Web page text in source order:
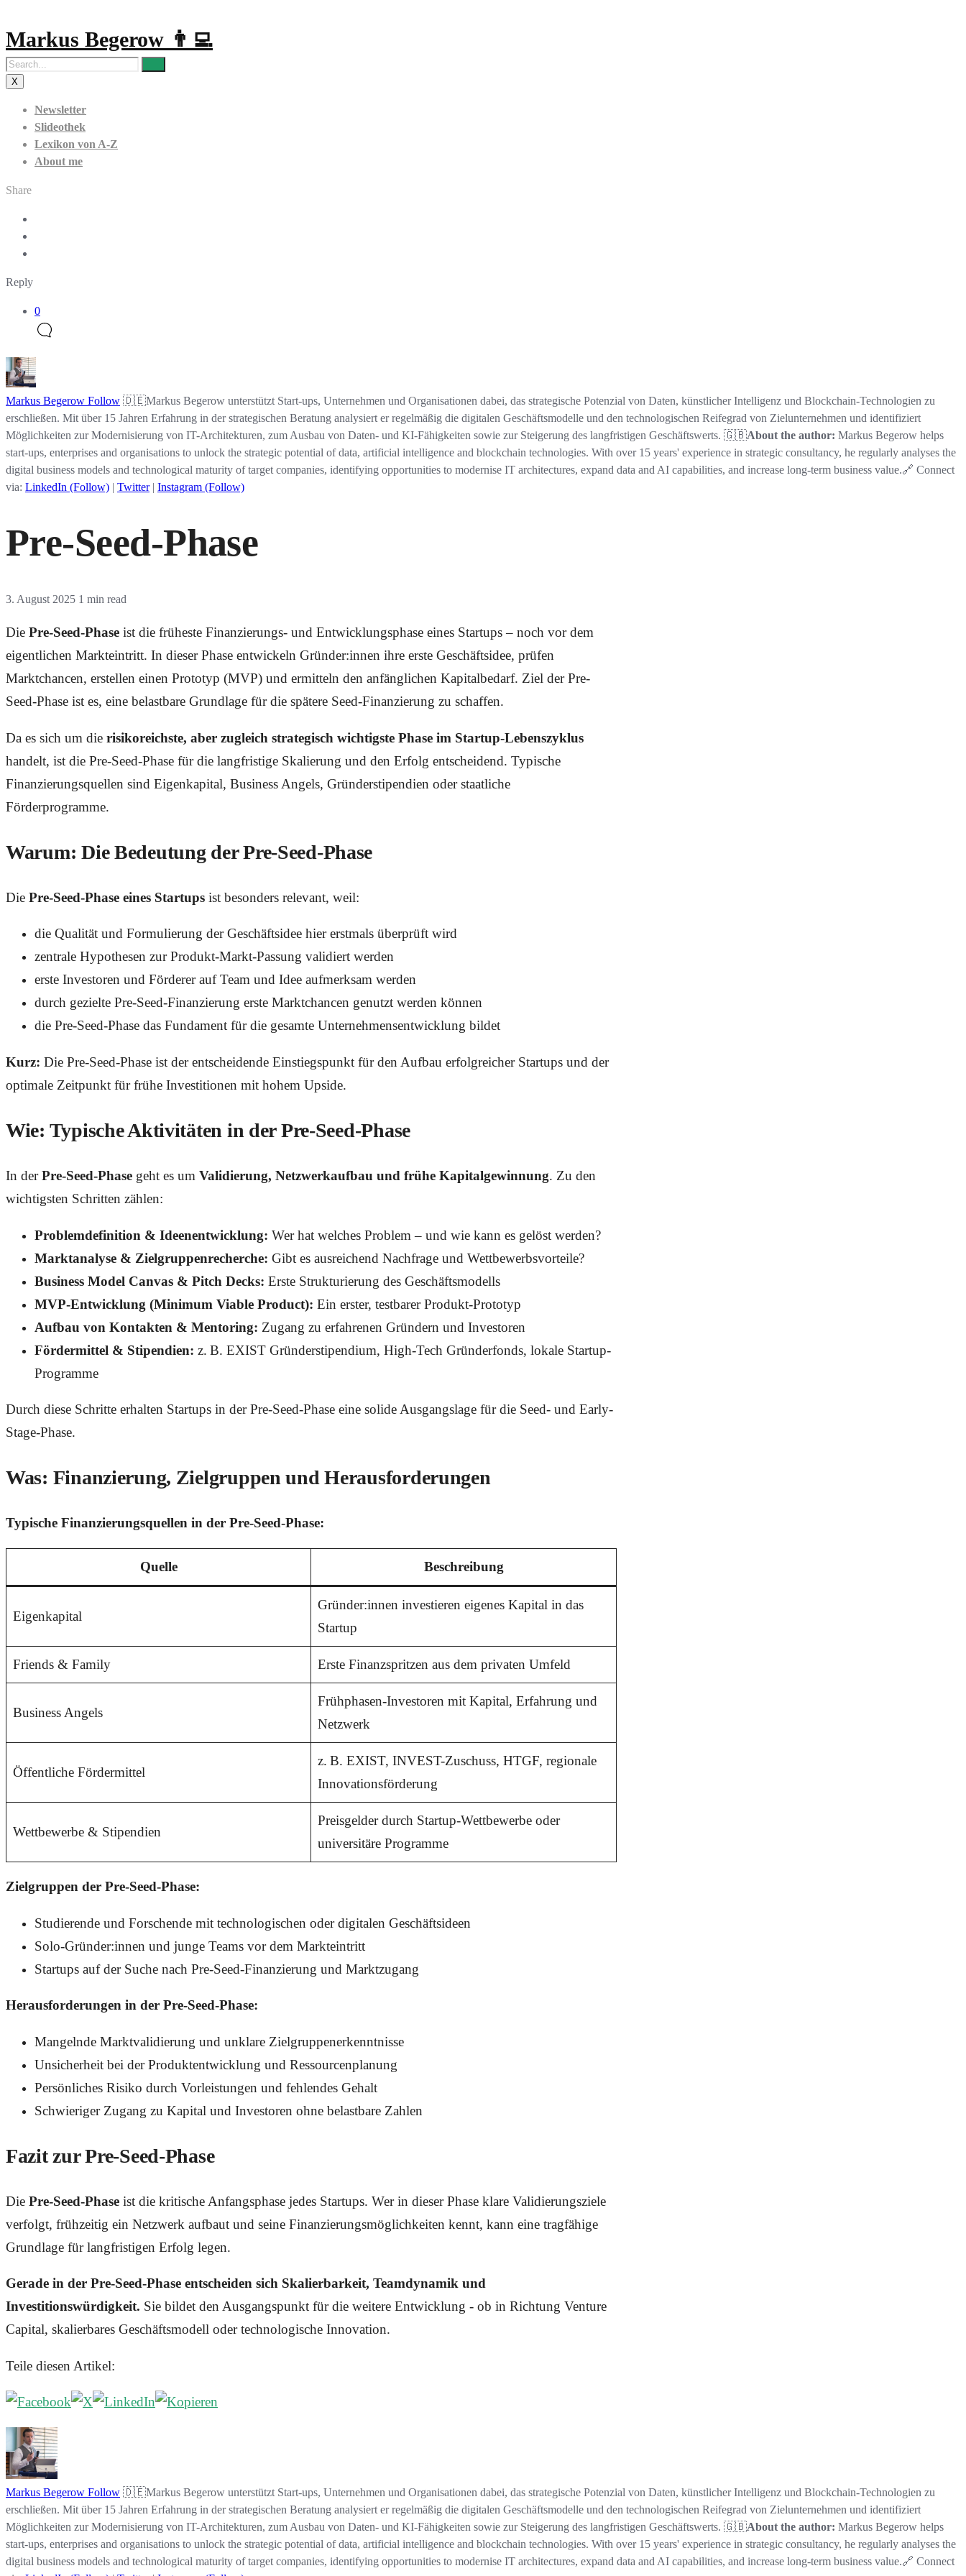
Markus Begerow 👨‍💻
X
Newsletter
Slideothek
Lexikon von A-Z
About me
Share
Reply
0
Markus Begerow Follow 🇩🇪Markus Begerow unterstützt Start-ups, Unternehmen und Organisationen dabei, das strategische Potenzial von Daten, künstlicher Intelligenz und Blockchain-Technologien zu
erschließen. Mit über 15 Jahren Erfahrung in der strategischen Beratung analysiert er regelmäßig die digitalen Geschäftsmodelle und den technologischen Reifegrad von Zielunternehmen und identifiziert
Möglichkeiten zur Modernisierung von IT-Architekturen, zum Ausbau von Daten- und KI-Fähigkeiten sowie zur Steigerung des langfristigen Geschäftswerts. 🇬🇧About the author: Markus Begerow helps
start-ups, enterprises and organisations to unlock the strategic potential of data, artificial intelligence and blockchain technologies. With over 15 years' experience in strategic consultancy, he regularly analyses the
digital business models and technological maturity of target companies, identifying opportunities to modernise IT architectures, expand data and AI capabilities, and increase long-term business value.🔗 Connect
via: LinkedIn (Follow) | Twitter| Instagram (Follow)
Pre-Seed-Phase
3. August 2025 1 min read
Die Pre-Seed-Phase ist die früheste Finanzierungs- und Entwicklungsphase eines Startups – noch vor dem
eigentlichen Markteintritt. In dieser Phase entwickeln Gründer:innen ihre erste Geschäftsidee, prüfen
Marktchancen, erstellen einen Prototyp (MVP) und ermitteln den anfänglichen Kapitalbedarf. Ziel der Pre-
Seed-Phase ist es, eine belastbare Grundlage für die spätere Seed-Finanzierung zu schaffen.
Da es sich um die risikoreichste, aber zugleich strategisch wichtigste Phase im Startup-Lebenszyklus
handelt, ist die Pre-Seed-Phase für die langfristige Skalierung und den Erfolg entscheidend. Typische
Finanzierungsquellen sind Eigenkapital, Business Angels, Gründerstipendien oder staatliche
Förderprogramme.
Warum: Die Bedeutung der Pre-Seed-Phase
Die Pre-Seed-Phase eines Startups ist besonders relevant, weil:
die Qualität und Formulierung der Geschäftsidee hier erstmals überprüft wird
zentrale Hypothesen zur Produkt-Markt-Passung validiert werden
erste Investoren und Förderer auf Team und Idee aufmerksam werden
durch gezielte Pre-Seed-Finanzierung erste Marktchancen genutzt werden können
die Pre-Seed-Phase das Fundament für die gesamte Unternehmensentwicklung bildet
Kurz: Die Pre-Seed-Phase ist der entscheidende Einstiegspunkt für den Aufbau erfolgreicher Startups und der
optimale Zeitpunkt für frühe Investitionen mit hohem Upside.
Wie: Typische Aktivitäten in der Pre-Seed-Phase
In der Pre-Seed-Phase geht es um Validierung, Netzwerkaufbau und frühe Kapitalgewinnung. Zu den
wichtigsten Schritten zählen:
Problemdefinition & Ideenentwicklung: Wer hat welches Problem – und wie kann es gelöst werden?
Marktanalyse & Zielgruppenrecherche: Gibt es ausreichend Nachfrage und Wettbewerbsvorteile?
Business Model Canvas & Pitch Decks: Erste Strukturierung des Geschäftsmodells
MVP-Entwicklung (Minimum Viable Product): Ein erster, testbarer Produkt-Prototyp
Aufbau von Kontakten & Mentoring: Zugang zu erfahrenen Gründern und Investoren
Fördermittel & Stipendien: z. B. EXIST Gründerstipendium, High-Tech Gründerfonds, lokale Startup-
Programme
Durch diese Schritte erhalten Startups in der Pre-Seed-Phase eine solide Ausgangslage für die Seed- und Early-
Stage-Phase.
Was: Finanzierung, Zielgruppen und Herausforderungen
Typische Finanzierungsquellen in der Pre-Seed-Phase:
Quelle Beschreibung
Eigenkapital
Gründer:innen investieren eigenes Kapital in das
Startup
Friends & Family Erste Finanzspritzen aus dem privaten Umfeld
Business Angels
Frühphasen-Investoren mit Kapital, Erfahrung und
Netzwerk
Öffentliche Fördermittel
z. B. EXIST, INVEST-Zuschuss, HTGF, regionale
Innovationsförderung
Wettbewerbe & Stipendien
Preisgelder durch Startup-Wettbewerbe oder
universitäre Programme
Zielgruppen der Pre-Seed-Phase:
Studierende und Forschende mit technologischen oder digitalen Geschäftsideen
Solo-Gründer:innen und junge Teams vor dem Markteintritt
Startups auf der Suche nach Pre-Seed-Finanzierung und Marktzugang
Herausforderungen in der Pre-Seed-Phase:
Mangelnde Marktvalidierung und unklare Zielgruppenerkenntnisse
Unsicherheit bei der Produktentwicklung und Ressourcenplanung
Persönliches Risiko durch Vorleistungen und fehlendes Gehalt
Schwieriger Zugang zu Kapital und Investoren ohne belastbare Zahlen
Fazit zur Pre-Seed-Phase
Die Pre-Seed-Phase ist die kritische Anfangsphase jedes Startups. Wer in dieser Phase klare Validierungsziele
verfolgt, frühzeitig ein Netzwerk aufbaut und seine Finanzierungsmöglichkeiten kennt, kann eine tragfähige
Grundlage für langfristigen Erfolg legen.
Gerade in der Pre-Seed-Phase entscheiden sich Skalierbarkeit, Teamdynamik und
Investitionswürdigkeit. Sie bildet den Ausgangspunkt für die weitere Entwicklung - ob in Richtung Venture
Capital, skalierbares Geschäftsmodell oder technologische Innovation.
Teile diesen Artikel:
Markus Begerow Follow 🇩🇪Markus Begerow unterstützt Start-ups, Unternehmen und Organisationen dabei, das strategische Potenzial von Daten, künstlicher Intelligenz und Blockchain-Technologien zu
erschließen. Mit über 15 Jahren Erfahrung in der strategischen Beratung analysiert er regelmäßig die digitalen Geschäftsmodelle und den technologischen Reifegrad von Zielunternehmen und identifiziert
Möglichkeiten zur Modernisierung von IT-Architekturen, zum Ausbau von Daten- und KI-Fähigkeiten sowie zur Steigerung des langfristigen Geschäftswerts. 🇬🇧About the author: Markus Begerow helps
start-ups, enterprises and organisations to unlock the strategic potential of data, artificial intelligence and blockchain technologies. With over 15 years' experience in strategic consultancy, he regularly analyses the
digital business models and technological maturity of target companies, identifying opportunities to modernise IT architectures, expand data and AI capabilities, and increase long-term business value.🔗 Connect